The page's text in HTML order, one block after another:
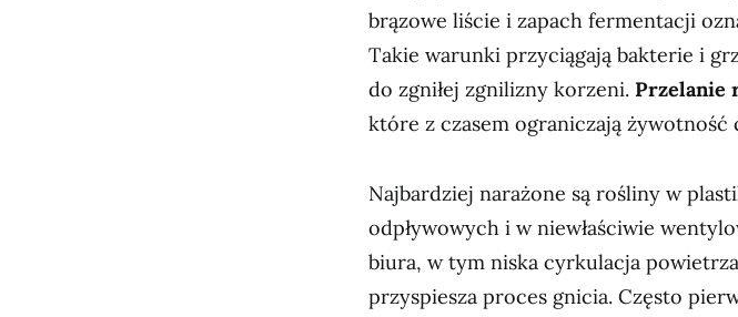
brązowe liście i zapach fermentacji
Takie warunki przyciągają bakterie i
do zgniłej zgnilizny korzeni. Przelanie
które z czasem ograniczają żywotność
Najbardziej narażone są rośliny w
odpływowych i w niewłaściwie
biura, w tym niska cyrkulacja
przyspiesza proces gnicia. Często